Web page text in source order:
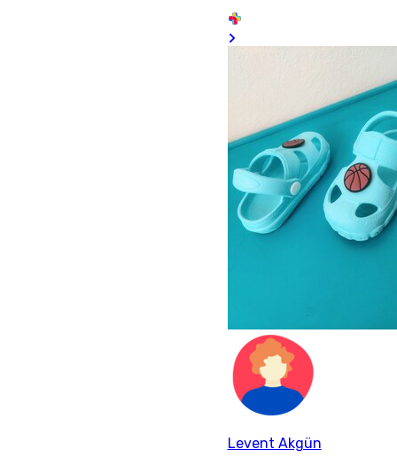
Levent Akgün